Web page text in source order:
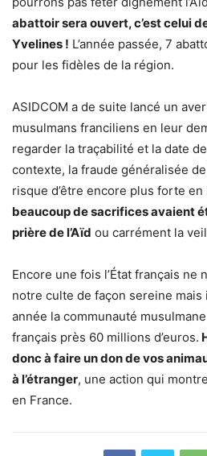
abattoir sera ouvert, c’est celui
Yvelines ! L’année passée, 7
pour les fidèles de la région.
ASIDCOM a de suite lancé un
musulmans franciliens en leur
regarder la traçabilité et la date
contexte, la fraude généralisée
risque d’être encore plus forte en
beaucoup de sacrifices avaient
prière de l’Aïd ou carrément la
Encore une fois l’État français ne
notre culte de façon sereine mais
année la communauté
français près 60 millions d’euros.
donc à faire un don de vos
à l’étranger, une action qui
en France.